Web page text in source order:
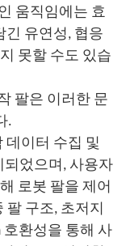
움직임에는 효
긴 유연성, 협응
못할 수도 있습
팔은 이러한 문
.
데이터 수집 및
되었으며, 사용자
로봇 팔을 제어
구조, 초저지
호환성을 통해 사